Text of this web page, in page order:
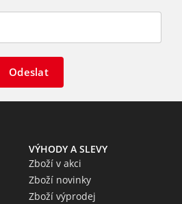
Odeslat
VÝHODY A SLEVY
Zboží v akci
Zboží novinky
Zboží výprodej